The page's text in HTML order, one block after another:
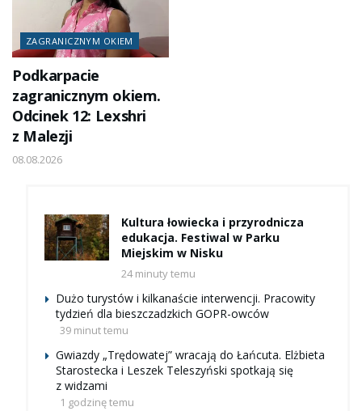
ZAGRANICZNYM OKIEM
Podkarpacie
zagranicznym okiem.
Odcinek 12: Lexshri
z Malezji
08.08.2026
Kultura łowiecka i przyrodnicza
edukacja. Festiwal w Parku
Miejskim w Nisku
24 minuty temu
Dużo turystów i kilkanaście interwencji. Pracowity
tydzień dla bieszczadzkich GOPR-owców
39 minut temu
Gwiazdy „Trędowatej” wracają do Łańcuta. Elżbieta
Starostecka i Leszek Teleszyński spotkają się
z widzami
1 godzinę temu